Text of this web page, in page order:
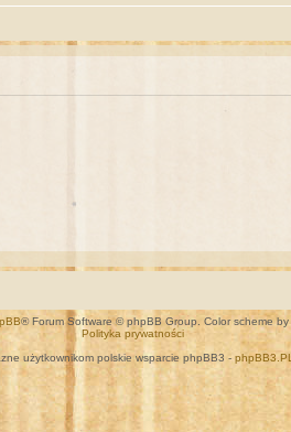
® Forum Software © phpBB Group. Color scheme by
Polityka prywatności
użytkownikom polskie wsparcie phpBB3 - phpBB3.PL